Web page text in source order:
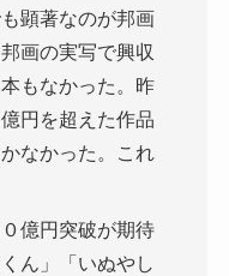
顕著なのが邦画
画の実写で興収
もなかった。昨
円を超えた作品
なかった。これ
億円突破が期待
ん」「いぬやし